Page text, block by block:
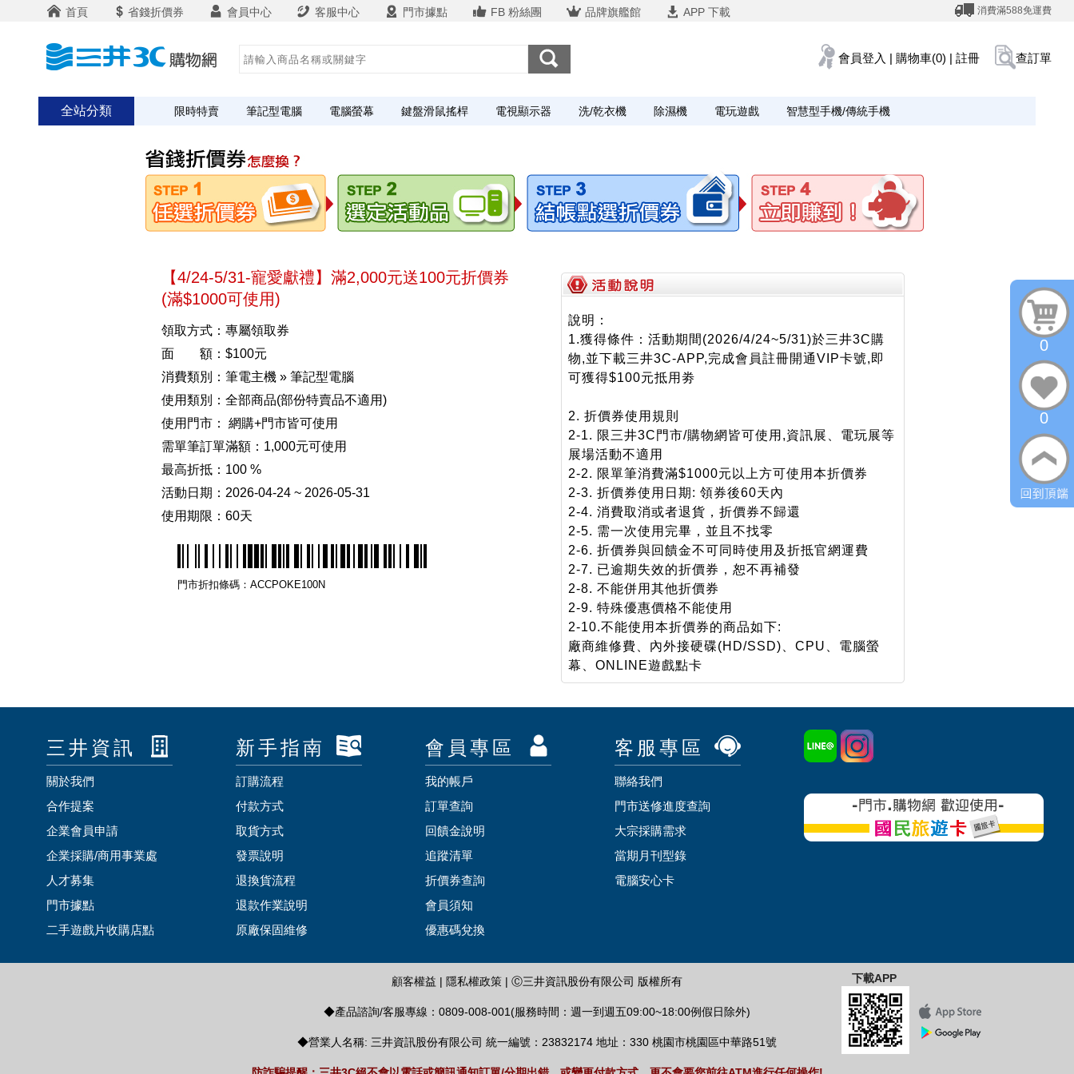
首頁 省錢折價券 會員中心 客服中心 門市據點 FB 粉絲團 品牌旗艦館 APP 下載 消費滿588免運費
會員登入 | 購物車(0) | 註冊 查訂單
全站分類 限時特賣 筆記型電腦 電腦螢幕 鍵盤滑鼠搖桿 電視顯示器 洗/乾衣機 除濕機 電玩遊戲 智慧型手機/傳統手機
【4/24-5/31-寵愛獻禮】滿2,000元送100元折價券
(滿$1000可使用)
領取方式：專屬領取券
面 額：$100元
消費類別：筆電主機 » 筆記型電腦
使用類別：全部商品(部份特賣品不適用)
使用門市： 網購+門市皆可使用
需單筆訂單滿額：1,000元可使用
最高折抵：100 %
活動日期：2026-04-24 ~ 2026-05-31
使用期限：60天
門市折扣條碼：ACCPOKE100N
說明：
1.獲得條件：活動期間(2026/4/24~5/31)於三井3C購
物,並下載三井3C-APP,完成會員註冊開通VIP卡號,即
可獲得$100元抵用劵
2. 折價券使用規則
2-1. 限三井3C門市/購物網皆可使用,資訊展、電玩展等
展場活動不適用
2-2. 限單筆消費滿$1000元以上方可使用本折價券
2-3. 折價券使用日期: 領券後60天內
2-4. 消費取消或者退貨，折價券不歸還
2-5. 需一次使用完畢，並且不找零
2-6. 折價券與回饋金不可同時使用及折抵官網運費
2-7. 已逾期失效的折價券，恕不再補發
2-8. 不能併用其他折價券
2-9. 特殊優惠價格不能使用
2-10.不能使用本折價券的商品如下:
廠商維修費、內外接硬碟(HD/SSD)、CPU、電腦螢
幕、ONLINE遊戲點卡
三井資訊
關於我們
合作提案
企業會員申請
企業採購/商用事業處
人才募集
門市據點
二手遊戲片收購店點
新手指南
訂購流程
付款方式
取貨方式
發票說明
退換貨流程
退款作業說明
原廠保固維修
會員專區
我的帳戶
訂單查詢
回饋金說明
追蹤清單
折價券查詢
會員須知
優惠碼兌換
客服專區
聯絡我們
門市送修進度查詢
大宗採購需求
當期月刊型錄
電腦安心卡
顧客權益 | 隱私權政策 | Ⓒ三井資訊股份有限公司 版權所有
◆產品諮詢/客服專線：0809-008-001(服務時間：週一到週五09:00~18:00例假日除外)
◆營業人名稱: 三井資訊股份有限公司 統一編號：23832174 地址：330 桃園市桃園區中華路51號
下載APP
0
0